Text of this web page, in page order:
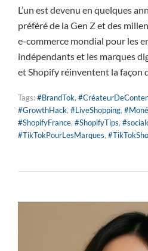
L’un est devenu en quelques
préféré de la Gen Z et des
e-commerce mondial pour les
indépendants et les marques
et Shopify réinventent la façon
Tags:#BrandTok,
#GrowthHack, #LiveShopping,
#ShopifyFrance, #ShopifyTips,
#TikTokPourLesMarques,